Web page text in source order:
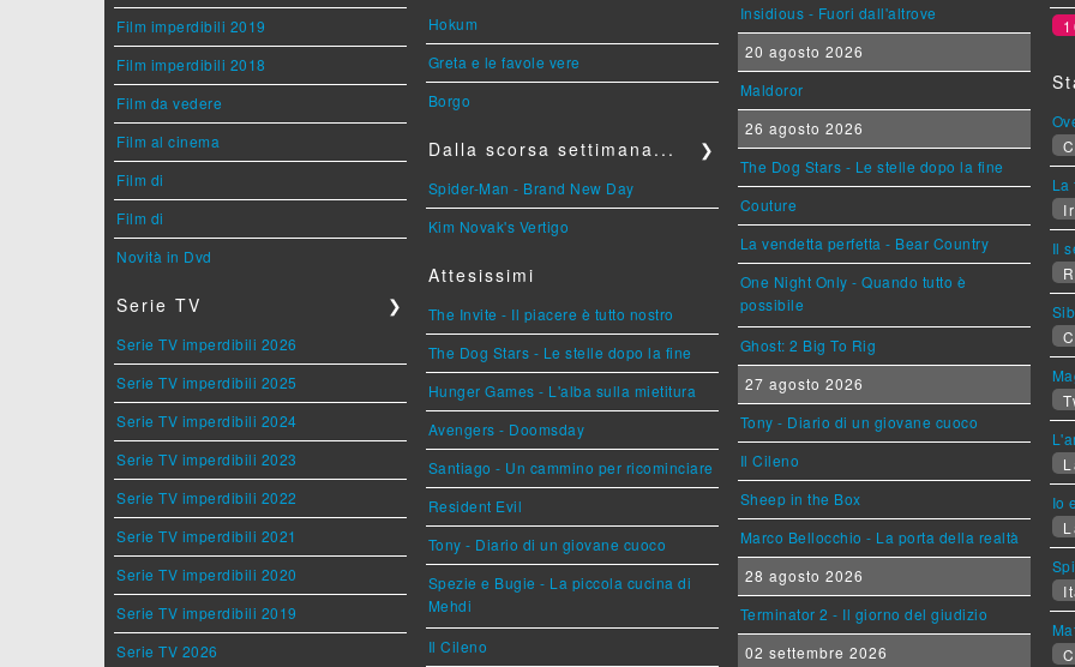
Film imperdibili 2019
Film imperdibili 2018
Film da vedere
Film al cinema
Film di
Film di
Novità in Dvd
Serie TV ❯
Serie TV imperdibili 2026
Serie TV imperdibili 2025
Serie TV imperdibili 2024
Serie TV imperdibili 2023
Serie TV imperdibili 2022
Serie TV imperdibili 2021
Serie TV imperdibili 2020
Serie TV imperdibili 2019
Serie TV 2026
Hokum
Greta e le favole vere
Borgo
Dalla scorsa settimana... ❯
Spider-Man - Brand New Day
Kim Novak's Vertigo
Attesissimi
The Invite - Il piacere è tutto nostro
The Dog Stars - Le stelle dopo la fine
Hunger Games - L'alba sulla mietitura
Avengers - Doomsday
Santiago - Un cammino per ricominciare
Resident Evil
Tony - Diario di un giovane cuoco
Spezie e Bugie - La piccola cucina di
Mehdi
Il Cileno
Insidious - Fuori dall'altrove
20 agosto 2026
Maldoror
26 agosto 2026
The Dog Stars - Le stelle dopo la fine
Couture
La vendetta perfetta - Bear Country
One Night Only - Quando tutto è
possibile
Ghost: 2 Big To Rig
27 agosto 2026
Tony - Diario di un giovane cuoco
Il Cileno
Sheep in the Box
Marco Bellocchio - La porta della realtà
28 agosto 2026
Terminator 2 - Il giorno del giudizio
02 settembre 2026
La
Il
Io